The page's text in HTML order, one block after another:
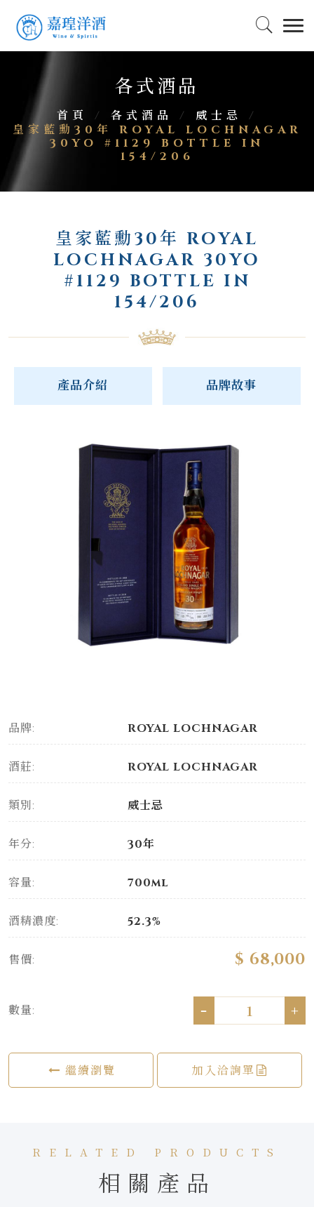
各式酒品
首頁 / 各式酒品 / 威士忌
/
皇家藍勳30年 ROYAL LOCHNAGAR
30YO #1129 BOTTLE IN
154/206
皇家藍勳30年 ROYAL
LOCHNAGAR 30YO
#1129 BOTTLE IN
154/206
產品介紹 品牌故事
品牌: ROYAL LOCHNAGAR
酒莊: ROYAL LOCHNAGAR
類別: 威士忌
年分: 30年
容量: 700ml
酒精濃度: 52.3%
售價: $ 68,000
數量: - +
繼續瀏覽 加入洽詢單
RELATED PRODUCTS
相關產品